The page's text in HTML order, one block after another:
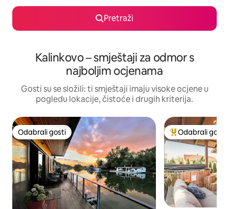
Pretraži
Kalinkovo – smještaji za odmor s
najboljim ocjenama
Gosti su se složili: ti smještaji imaju visoke ocjene u
pogledu lokacije, čistoće i drugih kriterija.
Odabrali gosti
Odabrali gosti Među najviše
Odabrali gosti